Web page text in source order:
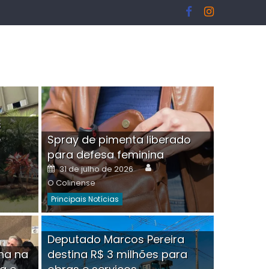
Martins Tristão é
mascarado
Spray de pimenta liberado
para defesa feminina
Posted
on
31 de julho de 2026 Author
O Colinense
Principais Notícias
na
Deputado Marcos Pereira
destina R$ 3 milhões para